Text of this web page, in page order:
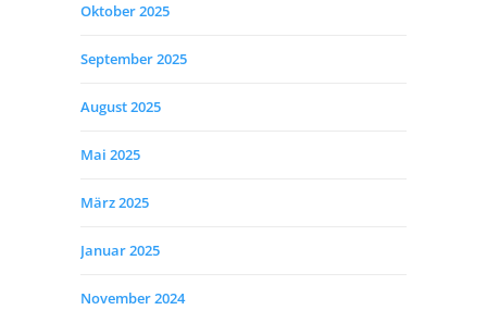
Oktober 2025
September 2025
August 2025
Mai 2025
März 2025
Januar 2025
November 2024